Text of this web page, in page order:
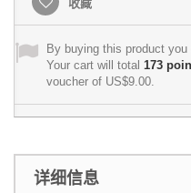
收藏
By buying this product
Your cart will total 173
voucher of US$9.00.
详细信息